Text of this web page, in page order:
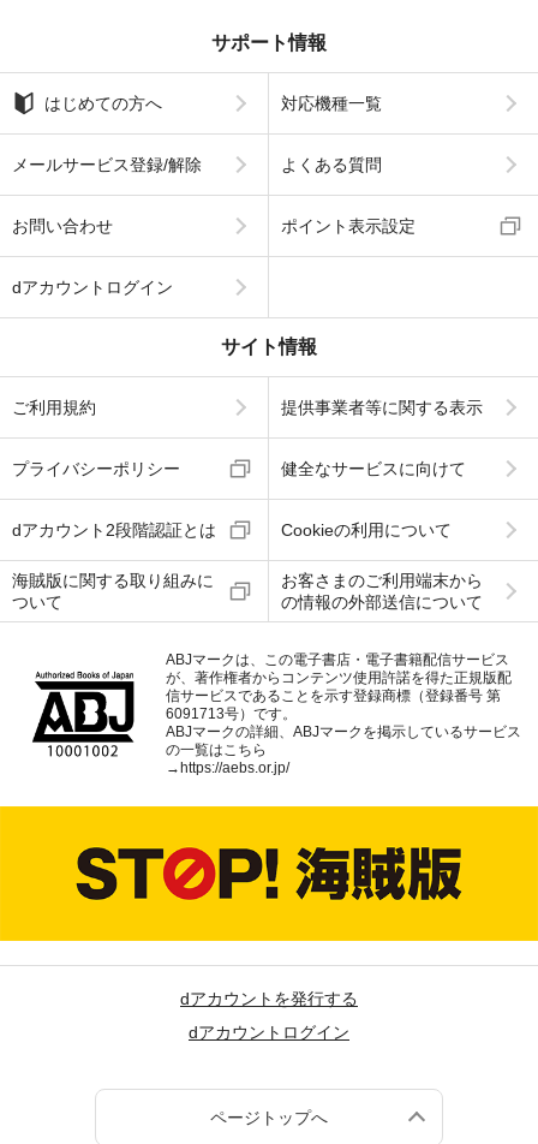
サポート情報
はじめての方へ 対応機種一覧
メールサービス登録/解除 よくある質問
お問い合わせ ポイント表示設定
dアカウントログイン
サイト情報
ご利用規約 提供事業者等に関する表示
プライバシーポリシー 健全なサービスに向けて
dアカウント2段階認証とは Cookieの利用について
海賊版に関する取り組みに
ついて
お客さまのご利用端末から
の情報の外部送信について
ABJマークは、この電子書店・電子書籍配信サービス
が、著作権者からコンテンツ使用許諾を得た正規版配
信サービスであることを示す登録商標（登録番号 第
6091713号）です。
ABJマークの詳細、ABJマークを掲示しているサービス
の一覧はこちら
→ https://aebs.or.jp/
dアカウントを発行する
dアカウントログイン
ページトップへ